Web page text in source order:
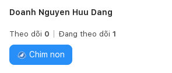
Doanh Nguyen Huu Dang
Theo dõi 0 Đang theo dõi 1
Chim non